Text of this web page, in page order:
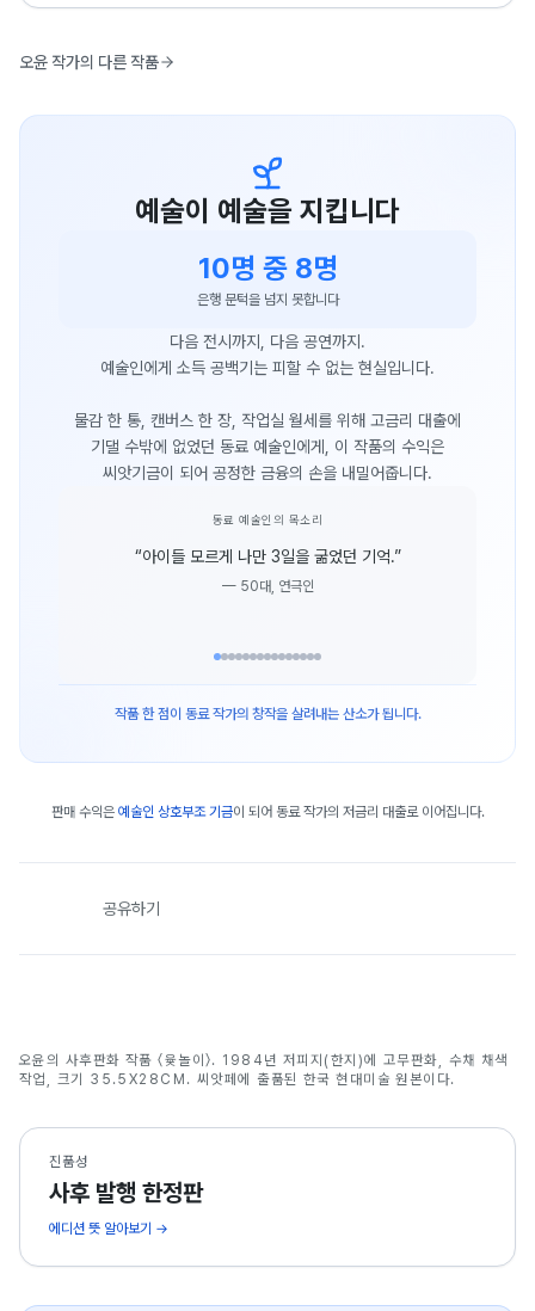
오윤 작가의 다른 작품
예술이 예술을 지킵니다
10명 중 8명
은행 문턱을 넘지 못합니다
다음 전시까지, 다음 공연까지.
예술인에게 소득 공백기는 피할 수 없는 현실입니다.
물감 한 통, 캔버스 한 장, 작업실 월세를 위해 고금리 대출에
기댈 수밖에 없었던 동료 예술인에게, 이 작품의 수익은
씨앗기금이 되어 공정한 금융의 손을 내밀어줍니다.
동료 예술인의 목소리
“아이들 모르게 나만 3일을 굶었던 기억.”
— 50대, 연극인
작품 한 점이 동료 작가의 창작을 살려내는 산소가 됩니다.
판매 수익은 예술인 상호부조 기금이 되어 동료 작가의 저금리 대출로 이어집니다.
공유하기
오윤
오윤의 사후판화 작품 〈윷놀이〉. 1984년 저피지(한지)에 고무판화, 수채 채색
작업, 크기 35.5X28CM. 씨앗페에 출품된 한국 현대미술 원본이다.
진품성
사후 발행 한정판
에디션 뜻 알아보기 →